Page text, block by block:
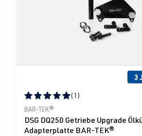
3
Durchschnittliche Bewertung von 5
(1)
BAR-TEK®
DSG DQ250 Getriebe Upgrade
Adapterplatte BAR-TEK®